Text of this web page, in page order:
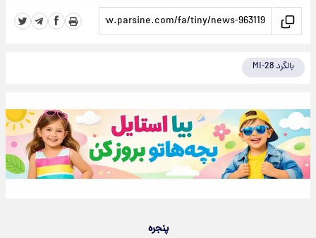
بالگرد Mi-28
پنجره